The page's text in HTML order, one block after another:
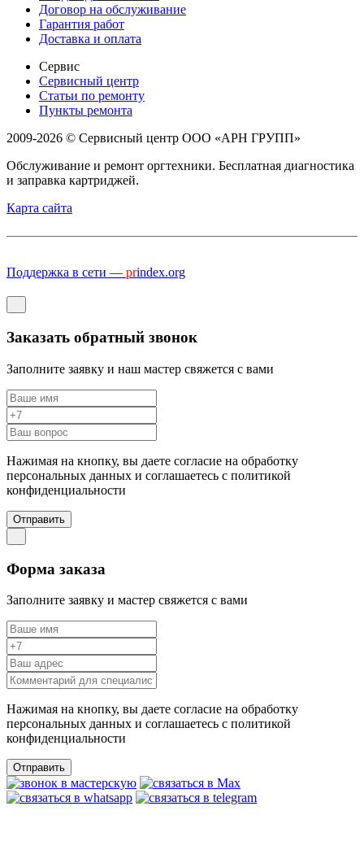
Договор на обслуживание
Гарантия работ
Доставка и оплата
Сервис
Сервисный центр
Статьи по ремонту
Пункты ремонта
2009-2026 © Сервисный центр ООО «АРН ГРУПП»
Обслуживание и ремонт оргтехники. Бесплатная диагностика
и заправка картриджей.
Карта сайта
Поддержка в сети — prindex.org
Заказать обратный звонок
Заполните заявку и наш мастер свяжется с вами
Нажимая на кнопку, вы даете согласие на обработку
персональных данных и соглашаетесь c политикой
конфиденциальности
Отправить
Форма заказа
Заполните заявку и мастер свяжется с вами
Нажимая на кнопку, вы даете согласие на обработку
персональных данных и соглашаетесь c политикой
конфиденциальности
Отправить